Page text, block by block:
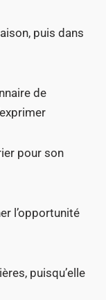
puis dans
de
pour son
l’opportunité
puisqu’elle